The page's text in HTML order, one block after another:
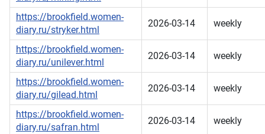
https://brookfield.women-
diary.ru/stryker.html
2026-03-14 weekly
https://brookfield.women-
diary.ru/unilever.html
2026-03-14 weekly
https://brookfield.women-
diary.ru/gilead.html
2026-03-14 weekly
https://brookfield.women-
diary.ru/safran.html
2026-03-14 weekly